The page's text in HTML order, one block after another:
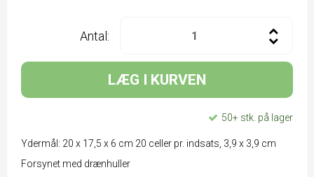
Antal:
LÆG I KURVEN
50+ stk. på lager
Ydermål: 20 x 17,5 x 6 cm 20 celler pr. indsats, 3,9 x 3,9 cm
Forsynet med drænhuller